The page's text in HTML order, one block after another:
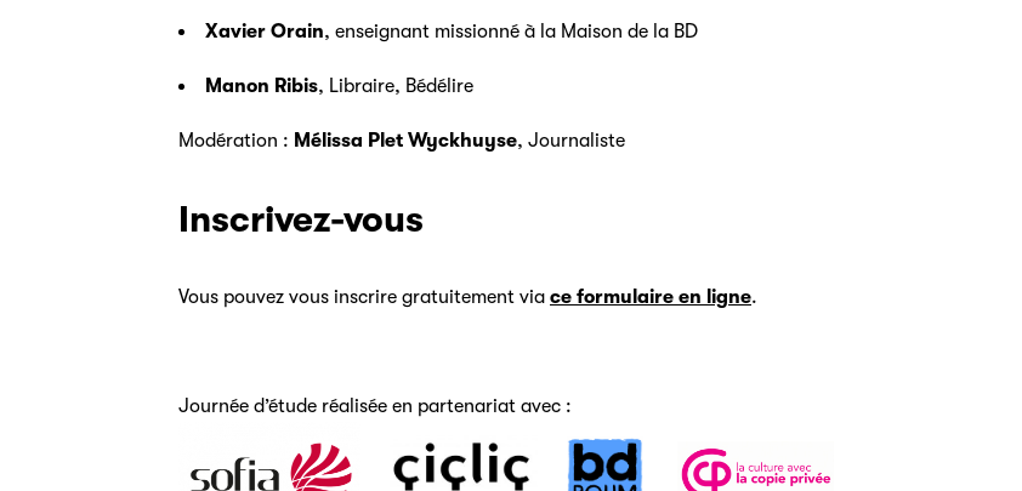
Xavier Orain, enseignant missionné à la Maison de la BD
Manon Ribis, Libraire, Bédélire
Modération : Mélissa Plet Wyckhuyse, Journaliste
Inscrivez-vous
Vous pouvez vous inscrire gratuitement via ce formulaire en ligne.
Journée d’étude réalisée en partenariat avec :